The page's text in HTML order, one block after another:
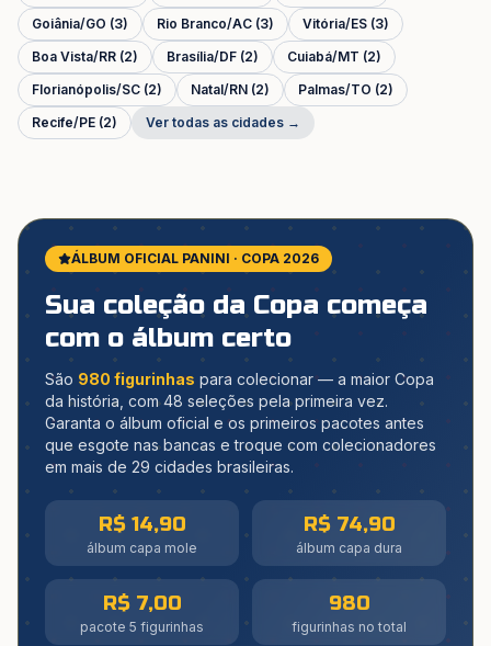
Goiânia/GO (3) Rio Branco/AC (3) Vitória/ES (3)
Boa Vista/RR (2) Brasília/DF (2) Cuiabá/MT (2)
Florianópolis/SC (2) Natal/RN (2) Palmas/TO (2)
Recife/PE (2) Ver todas as cidades →
ÁLBUM OFICIAL PANINI · COPA 2026
Sua coleção da Copa começa
com o álbum certo
São 980 figurinhas para colecionar — a maior Copa
da história, com 48 seleções pela primeira vez.
Garanta o álbum oficial e os primeiros pacotes antes
que esgote nas bancas e troque com colecionadores
em mais de 29 cidades brasileiras.
R$ 14,90
álbum capa mole
R$ 74,90
álbum capa dura
R$ 7,00
pacote 5 figurinhas
980
figurinhas no total